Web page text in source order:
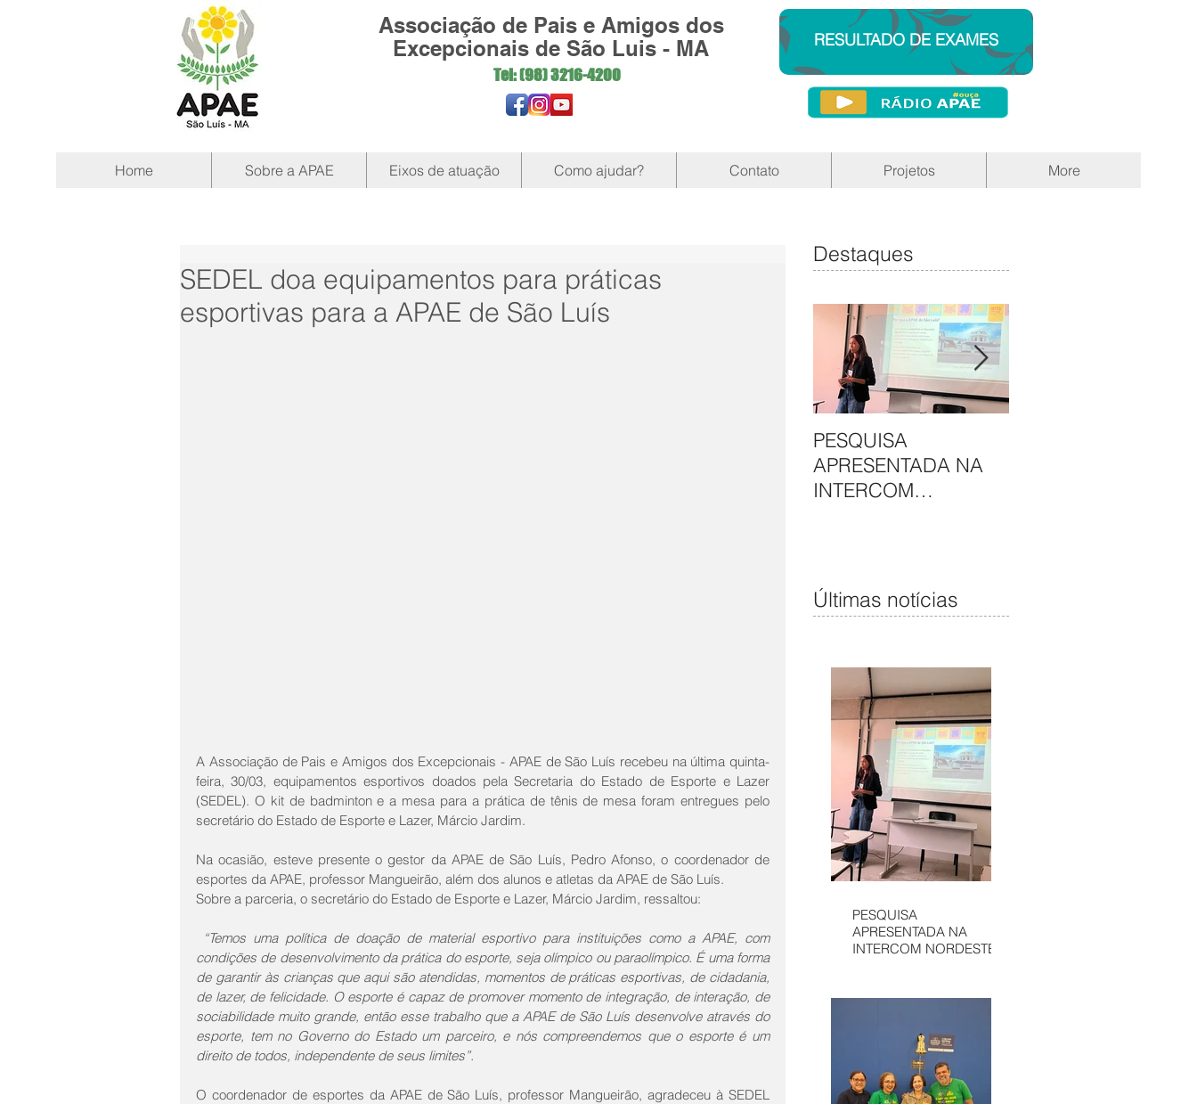
Associação de Pais e Amigos dos
Excepcionais de São Luis - MA
Tel: (98)3216-4200
RESULTADO DE EXAMES
Home Sobre a APAE Eixos de atuação Como ajudar? Contato Projetos More
SEDEL doa equipamentos para práticas
esportivas para a APAE de São Luís
A Associação de Pais e Amigos dos Excepcionais - APAE de São Luís recebeu na última quinta-
feira, 30/03, equipamentos esportivos doados pela Secretaria do Estado de Esporte e Lazer
(SEDEL). O kit de badminton e a mesa para a prática de tênis de mesa foram entregues pelo
secretário do Estado de Esporte e Lazer, Márcio Jardim.
Na ocasião, esteve presente o gestor da APAE de São Luís, Pedro Afonso, o coordenador de
esportes da APAE, professor Mangueirão, além dos alunos e atletas da APAE de São Luís.
Sobre a parceria, o secretário do Estado de Esporte e Lazer, Márcio Jardim, ressaltou:
“Temos uma política de doação de material esportivo para instituições como a APAE, com
condições de desenvolvimento da prática do esporte, seja olímpico ou paraolímpico. É uma forma
de garantir às crianças que aqui são atendidas, momentos de práticas esportivas, de cidadania,
de lazer, de felicidade. O esporte é capaz de promover momento de integração, de interação, de
sociabilidade muito grande, então esse trabalho que a APAE de São Luís desenvolve através do
esporte, tem no Governo do Estado um parceiro, e nós compreendemos que o esporte é um
direito de todos, independente de seus limites”.
O coordenador de esportes da APAE de São Luís, professor Mangueirão, agradeceu à SEDEL
Destaques
PESQUISA
APRESENTADA NA
INTERCOM
Últimas notícias
PESQUISA
APRESENTADA NA
INTERCOM NORDESTE
APAE DE SÃO LUÍS